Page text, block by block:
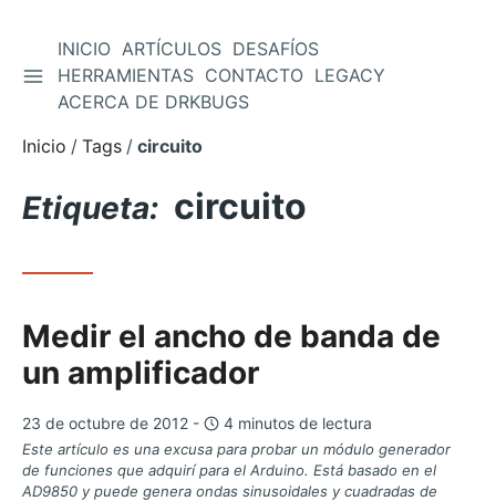
Saltar
contenido
ALTERNAR BARRA LATERAL
INICIO ARTÍCULOS DESAFÍOS
HERRAMIENTAS CONTACTO LEGACY
ACERCA DE DRKBUGS
Inicio
Tags circuito
Etiqueta: circuito
Medir el ancho de banda de
un amplificador
23 de octubre de 2012 - 4 minutos de lectura
Este artículo es una excusa para probar un módulo generador
de funciones que adquirí para el Arduino. Está basado en el
AD9850 y puede genera ondas sinusoidales y cuadradas de